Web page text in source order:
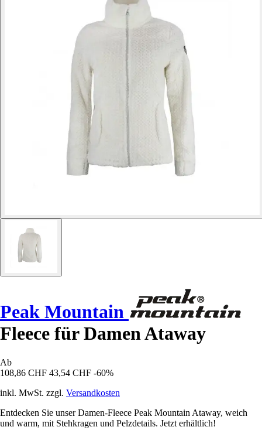
Peak Mountain
Fleece für Damen Ataway
Ab
108,86 CHF 43,54 CHF -60%
inkl. MwSt. zzgl. Versandkosten
Entdecken Sie unser Damen-Fleece Peak Mountain Ataway, weich
und warm, mit Stehkragen und Pelzdetails. Jetzt erhältlich!